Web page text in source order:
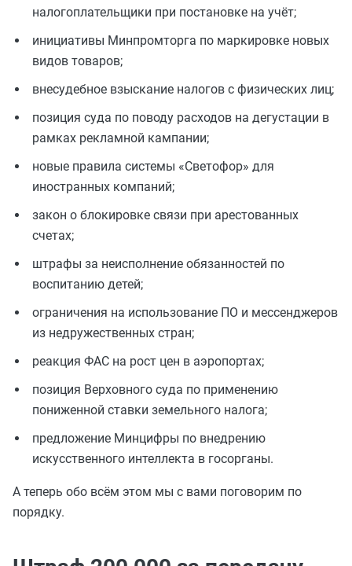
налогоплательщики при постановке на учёт;
инициативы Минпромторга по маркировке новых
видов товаров;
внесудебное взыскание налогов с физических лиц;
позиция суда по поводу расходов на дегустации в
рамках рекламной кампании;
новые правила системы «Светофор» для
иностранных компаний;
закон о блокировке связи при арестованных
счетах;
штрафы за неисполнение обязанностей по
воспитанию детей;
ограничения на использование ПО и мессенджеров
из недружественных стран;
реакция ФАС на рост цен в аэропортах;
позиция Верховного суда по применению
пониженной ставки земельного налога;
предложение Минцифры по внедрению
искусственного интеллекта в госорганы.
А теперь обо всём этом мы с вами поговорим по
порядку.